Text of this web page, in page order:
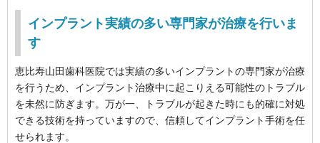
インプラント実績の多い専門家が治療を行いま
す
恵比寿山田歯科医院では実績の多いインプラントの専門家が治療
を行うため、インプラント治療中に起こりえる可能性のトラブル
を未然に防ぎます。万が一、トラブルが起きた時にも的確に対処
できる技術を持っていますので、信頼してインプラント手術を任
せられます。